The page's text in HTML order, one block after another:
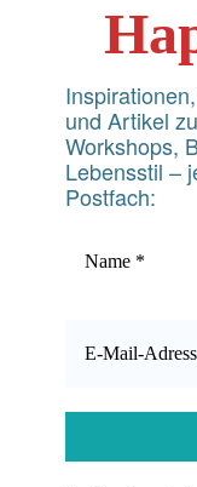
und Artikel
Workshops,
Lebensstil –
Postfach: